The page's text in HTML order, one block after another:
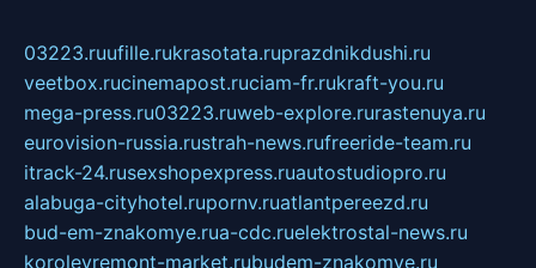
03223.ruufille.rukrasotata.ruprazdnikdushi.ru
veetbox.rucinemapost.ruciam-fr.rukraft-you.ru
mega-press.ru03223.ruweb-explore.rurastenuya.ru
eurovision-russia.rustrah-news.rufreeride-team.ru
itrack-24.rusexshopexpress.ruautostudiopro.ru
alabuga-cityhotel.rupornv.ruatlantpereezd.ru
bud-em-znakomye.rua-cdc.ruelektrostal-news.ru
korolevremont-market.rubudem-znakomye.ru